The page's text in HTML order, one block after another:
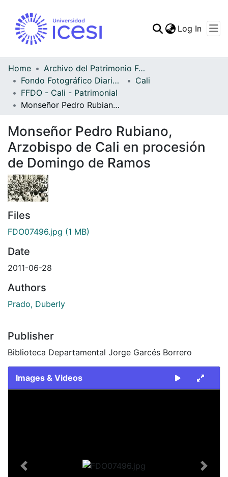
Statistics
Log In
Home
Archivo del Patrimonio Fotográfico y Fílmico del Valle del Cauca
Fondo Fotográfico Diario Occidente
Cali
FFDO - Cali - Patrimonial
Monseñor Pedro Rubiano, Arzobispo de Cali en procesión de Domingo de Ramos
Monseñor Pedro Rubiano,
Arzobispo de Cali en procesión
de Domingo de Ramos
Files
FDO07496.jpg (1 MB)
Date
2011-06-28
Authors
Prado, Duberly
Publisher
Biblioteca Departamental Jorge Garcés Borrero
Images & Videos
Previous Next